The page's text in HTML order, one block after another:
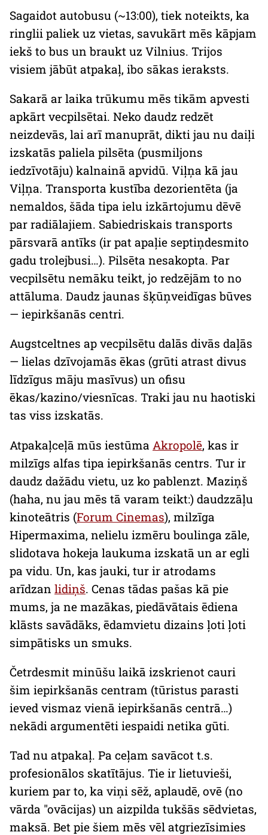
Sagaidot autobusu (~13:00), tiek noteikts, ka
ringlii paliek uz vietas, savukārt mēs kāpjam
iekš to bus un braukt uz Vilnius. Trijos
visiem jābūt atpakaļ, ibo sākas ieraksts.
Sakarā ar laika trūkumu mēs tikām apvesti
apkārt vecpilsētai. Neko daudz redzēt
neizdevās, lai arī manuprāt, dikti jau nu daiļi
izskatās paliela pilsēta (pusmiljons
iedzīvotāju) kalnainā apvidū. Viļņa kā jau
Viļņa. Transporta kustība dezorientēta (ja
nemaldos, šāda tipa ielu izkārtojumu dēvē
par radiālajiem. Sabiedriskais transports
pārsvarā antīks (ir pat apaļie septiņdesmito
gadu trolejbusi…). Pilsēta nesakopta. Par
vecpilsētu nemāku teikt, jo redzējām to no
attāluma. Daudz jaunas šķūņveidīgas būves
— iepirkšanās centri.
Augstceltnes ap vecpilsētu dalās divās daļās
— lielas dzīvojamās ēkas (grūti atrast divus
līdzīgus māju masīvus) un ofisu
ēkas/kazino/viesnīcas. Traki jau nu haotiski
tas viss izskatās.
Atpakaļceļā mūs iestūma Akropolē, kas ir
milzīgs alfas tipa iepirkšanās centrs. Tur ir
daudz dažādu vietu, uz ko pablenzt. Maziņš
(haha, nu jau mēs tā varam teikt:) daudzzāļu
kinoteātris (Forum Cinemas), milzīga
Hipermaxima, nelielu izmēru boulinga zāle,
slidotava hokeja laukuma izskatā un ar egli
pa vidu. Un, kas jauki, tur ir atrodams
arīdzan lidiņš. Cenas tādas pašas kā pie
mums, ja ne mazākas, piedāvātais ēdiena
klāsts savādāks, ēdamvietu dizains ļoti ļoti
simpātisks un smuks.
Četrdesmit minūšu laikā izskrienot cauri
šim iepirkšanās centram (tūristus parasti
ieved vismaz vienā iepirkšanās centrā…)
nekādi argumentēti iespaidi netika gūti.
Tad nu atpakaļ. Pa ceļam savācot t.s.
profesionālos skatītājus. Tie ir lietuvieši,
kuriem par to, ka viņi sēž, aplaudē, ovē (no
vārda "ovācijas) un aizpilda tukšās sēdvietas,
maksā. Bet pie šiem mēs vēl atgriezīsimies